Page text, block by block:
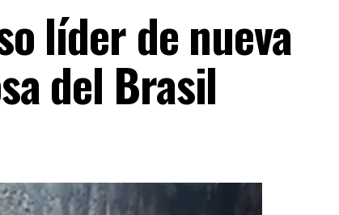
líder de nueva
del Brasil